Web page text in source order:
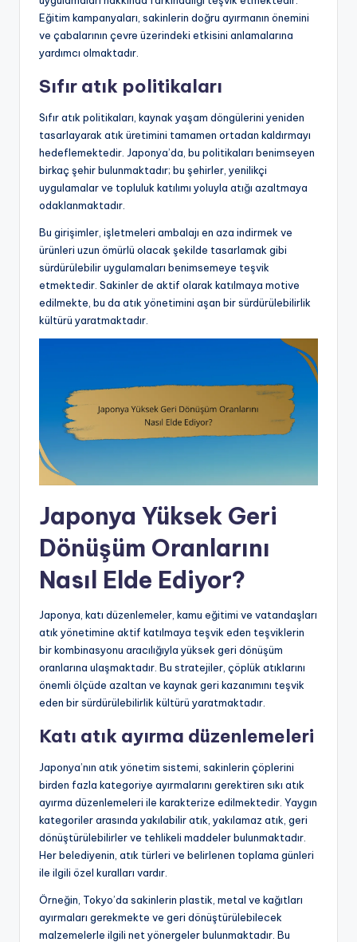
Eğitim kampanyaları, sakinlerin doğru ayırmanın önemini
ve çabalarının çevre üzerindeki etkisini anlamalarına
yardımcı olmaktadır.
Sıfır atık politikaları
Sıfır atık politikaları, kaynak yaşam döngülerini yeniden
tasarlayarak atık üretimini tamamen ortadan kaldırmayı
hedeflemektedir. Japonya’da, bu politikaları benimseyen
birkaç şehir bulunmaktadır; bu şehirler, yenilikçi
uygulamalar ve topluluk katılımı yoluyla atığı azaltmaya
odaklanmaktadır.
Bu girişimler, işletmeleri ambalajı en aza indirmek ve
ürünleri uzun ömürlü olacak şekilde tasarlamak gibi
sürdürülebilir uygulamaları benimsemeye teşvik
etmektedir. Sakinler de aktif olarak katılmaya motive
edilmekte, bu da atık yönetimini aşan bir sürdürülebilirlik
kültürü yaratmaktadır.
Japonya Yüksek Geri
Dönüşüm Oranlarını
Nasıl Elde Ediyor?
Japonya, katı düzenlemeler, kamu eğitimi ve vatandaşları
atık yönetimine aktif katılmaya teşvik eden teşviklerin
bir kombinasyonu aracılığıyla yüksek geri dönüşüm
oranlarına ulaşmaktadır. Bu stratejiler, çöplük atıklarını
önemli ölçüde azaltan ve kaynak geri kazanımını teşvik
eden bir sürdürülebilirlik kültürü yaratmaktadır.
Katı atık ayırma düzenlemeleri
Japonya’nın atık yönetim sistemi, sakinlerin çöplerini
birden fazla kategoriye ayırmalarını gerektiren sıkı atık
ayırma düzenlemeleri ile karakterize edilmektedir. Yaygın
kategoriler arasında yakılabilir atık, yakılamaz atık, geri
dönüştürülebilirler ve tehlikeli maddeler bulunmaktadır.
Her belediyenin, atık türleri ve belirlenen toplama günleri
ile ilgili özel kuralları vardır.
Örneğin, Tokyo’da sakinlerin plastik, metal ve kağıtları
ayırmaları gerekmekte ve geri dönüştürülebilecek
malzemelerle ilgili net yönergeler bulunmaktadır. Bu